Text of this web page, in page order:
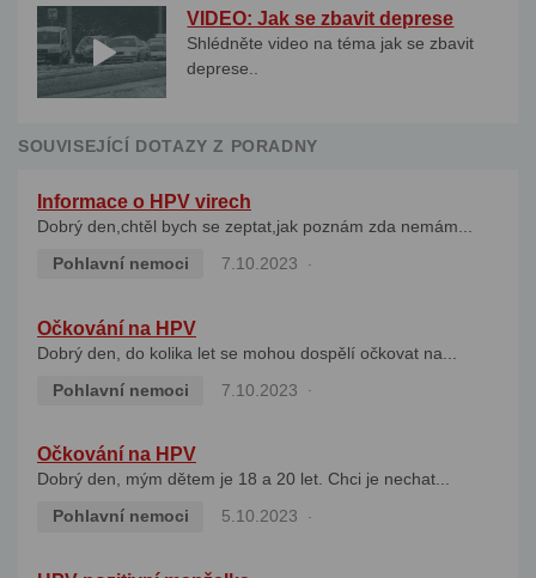
VIDEO: Jak se zbavit deprese
Shlédněte video na téma jak se zbavit
deprese..
SOUVISEJÍCÍ DOTAZY Z PORADNY
Informace o HPV virech
Dobrý den,chtěl bych se zeptat,jak poznám zda nemám...
Pohlavní nemoci
7.10.2023
Očkování na HPV
Dobrý den, do kolika let se mohou dospělí očkovat na...
Pohlavní nemoci
7.10.2023
Očkování na HPV
Dobrý den, mým dětem je 18 a 20 let. Chci je nechat...
Pohlavní nemoci
5.10.2023